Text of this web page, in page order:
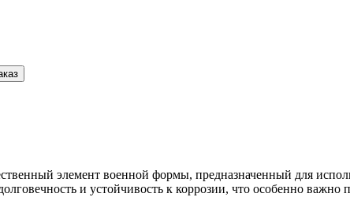
элемент военной формы, предназначенный для
и устойчивость к коррозии, что особенно